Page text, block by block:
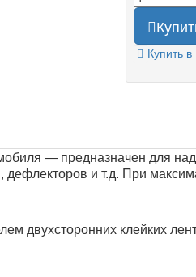
Купить в
― предназначен для
и т.д. При
двухсторонних клейких